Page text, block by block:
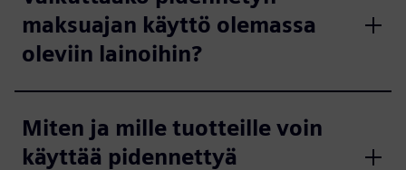
maksuajan käyttö olemassa
oleviin lainoihin?
Miten ja mille tuotteille voin
käyttää pidennettyä